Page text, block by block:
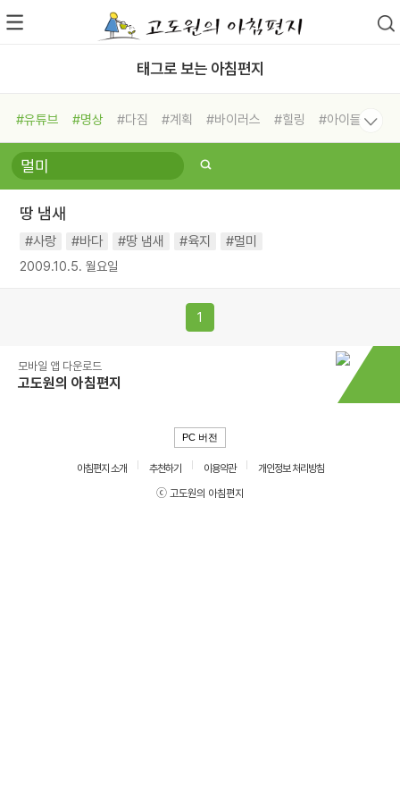
태그로 보는 아침편지
#유튜브 #명상 #다짐 #계획 #바이러스 #힐링
#아이들
#비전캠프
#독서캠프 #삶
#희망
#나눔 #친구 #링컨학교
#독서
#건강
땅 냄새
#사랑 #바다 #땅 냄새 #육지 #멀미
2009.10.5. 월요일
1
모바일 앱 다운로드
고도원의 아침편지
PC 버전
아침편지 소개 추천하기 이용약관
개인정보 처리방침
ⓒ 고도원의 아침편지